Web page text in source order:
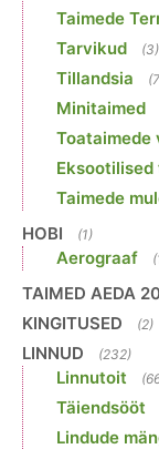
Taimede
Tarvikud (3)
Tillandsia
Minitaimed
Toataimede
Eksootilised
Taimede
HOBI (1)
Aerograaf
TAIMED AEDA
KINGITUSED (2)
LINNUD (232)
Linnutoit
Täiendsööt
Lindude